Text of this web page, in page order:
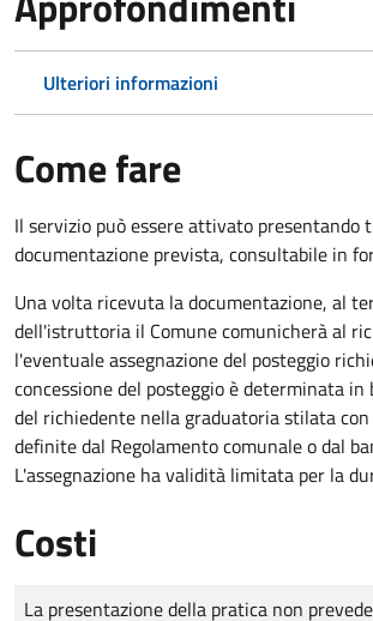
Ulteriori informazioni
Come fare
Il servizio può essere attivato presentando
documentazione prevista, consultabile in
Una volta ricevuta la documentazione, al
dell'istruttoria il Comune comunicherà al
l'eventuale assegnazione del posteggio
concessione del posteggio è determinata in
del richiedente nella graduatoria stilata
definite dal Regolamento comunale o dal
L'assegnazione ha validità limitata per la
Costi
Tipo di pagamento
Importo
La presentazione della pratica non